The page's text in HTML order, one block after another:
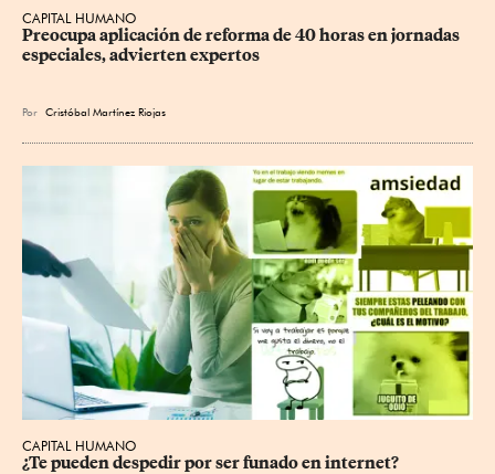
CAPITAL HUMANO
Preocupa aplicación de reforma de 40 horas en jornadas
especiales, advierten expertos
Por Cristóbal Martínez Riojas
CAPITAL HUMANO
¿Te pueden despedir por ser funado en internet?